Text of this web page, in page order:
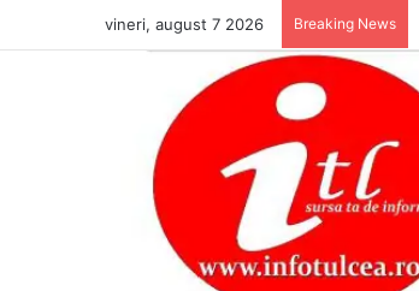
vineri, august 7 2026 Breaking News